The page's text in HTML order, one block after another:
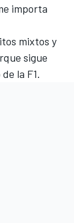
importa
mixtos y
sigue
la F1.